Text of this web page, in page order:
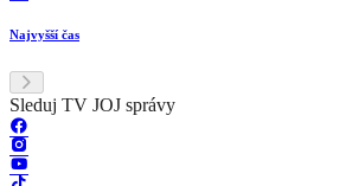
Najvyšší čas
Sleduj TV JOJ správy